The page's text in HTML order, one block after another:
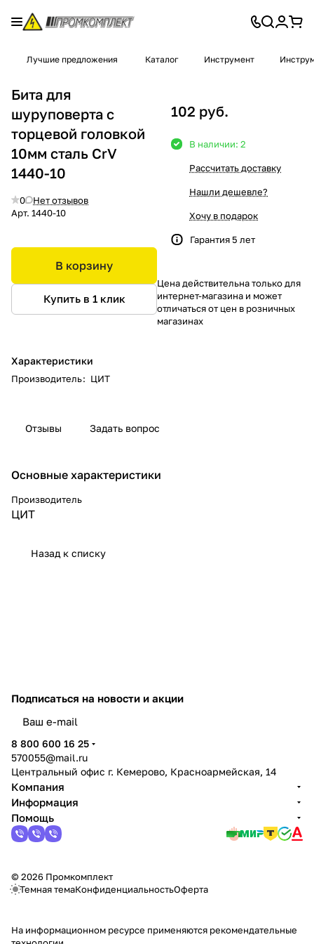
Лучшие предложения Каталог Инструмент
Бита для
шуруповерта с
торцевой головкой
10мм сталь CrV
1440-10
0
Нет отзывов
Арт. 1440-10
В корзину
Купить в 1 клик
Характеристики
Производитель: ЦИТ
102 руб.
В наличии: 2
Рассчитать доставку
Нашли дешевле?
Хочу в подарок
Гарантия 5 лет
Цена действительна только для
интернет-магазина и может
отличаться от цен в розничных
магазинах
Отзывы Задать вопрос
Основные характеристики
Производитель
ЦИТ
Назад к списку
Подписаться на новости и акции
8 800 600 16 25
570055@mail.ru
Центральный офис г. Кемерово, Красноармейская, 14
Компания
Информация
Помощь
© 2026 Промкомплект
Темная темаКонфиденциальностьОферта
На информационном ресурсе применяются рекомендательные